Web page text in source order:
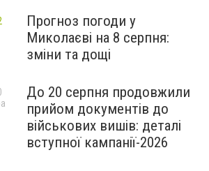
Прогноз погоди у
Миколаєві на 8 серпня:
зміни та дощі
До 20 серпня продовжили
прийом документів до
військових вишів: деталі
вступної кампанії-2026